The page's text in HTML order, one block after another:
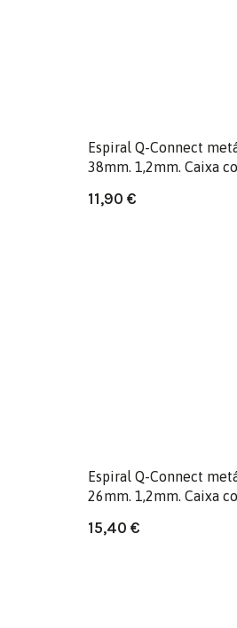
Espiral Q-Connect
38mm. 1,2mm. Caixa
11,90 €
Espiral Q-Connect
26mm. 1,2mm. Caixa
15,40 €